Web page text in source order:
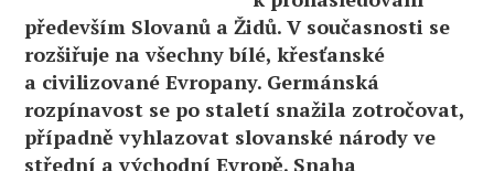
především Slovanů a Židů. V současnosti se
rozšiřuje na všechny bílé, křesťanské
a civilizované Evropany. Germánská
rozpínavost se po staletí snažila zotročovat,
případně vyhlazovat slovanské národy ve
střední a východní Evropě. Snaha